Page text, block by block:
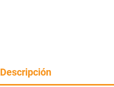
Descripción